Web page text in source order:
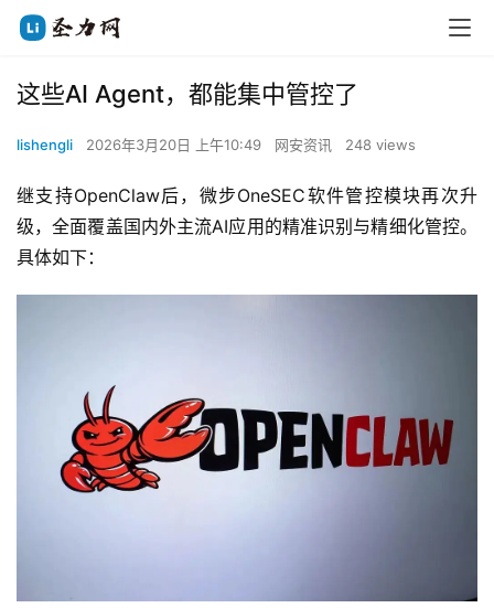
这些AI Agent，都能集中管控了
lishengli 2026年3月20日 上午10:49 网安资讯 248 views
继支持OpenClaw后，微步OneSEC软件管控模块再次升
级，全面覆盖国内外主流AI应用的精准识别与精细化管控。
具体如下：